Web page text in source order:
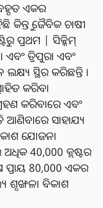
ଏକର
କିନ୍ତୁ ଜୈବିକ ଚାଷୀ
ପ୍ରଥମ | ସିକ୍କିମ୍
ଏବଂ ତ୍ରିପୁରା ଏବଂ
ସ୍ଥିର କରିଛନ୍ତି ।
କରିବା
କରିବାରେ ଏବଂ
ସାହାଯ୍ୟ
ଯୋଜନା
40,000 କ୍ଲଷ୍ଟର
ପ୍ରାୟ 80,000 ଏକର
ଶୃଙ୍ଖଳା ବିକାଶ